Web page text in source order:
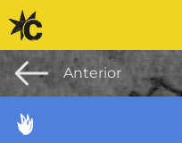
Saltar al contenido
Anterior